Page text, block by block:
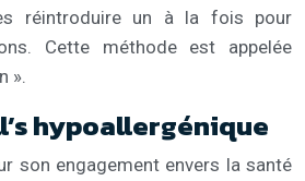
réintroduire un à la fois pour
Cette méthode est appelée
».
hypoallergénique
son engagement envers la santé